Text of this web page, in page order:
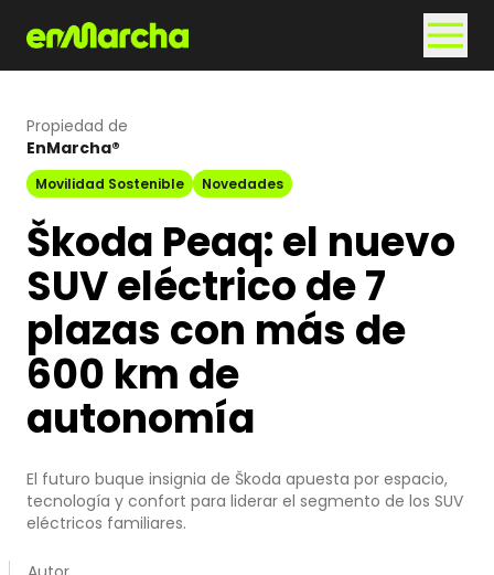
Propiedad de
EnMarcha®
Movilidad Sostenible Novedades
Škoda Peaq: el nuevo
SUV eléctrico de 7
plazas con más de
600 km de
autonomía
El futuro buque insignia de Škoda apuesta por espacio,
tecnología y confort para liderar el segmento de los SUV
eléctricos familiares.